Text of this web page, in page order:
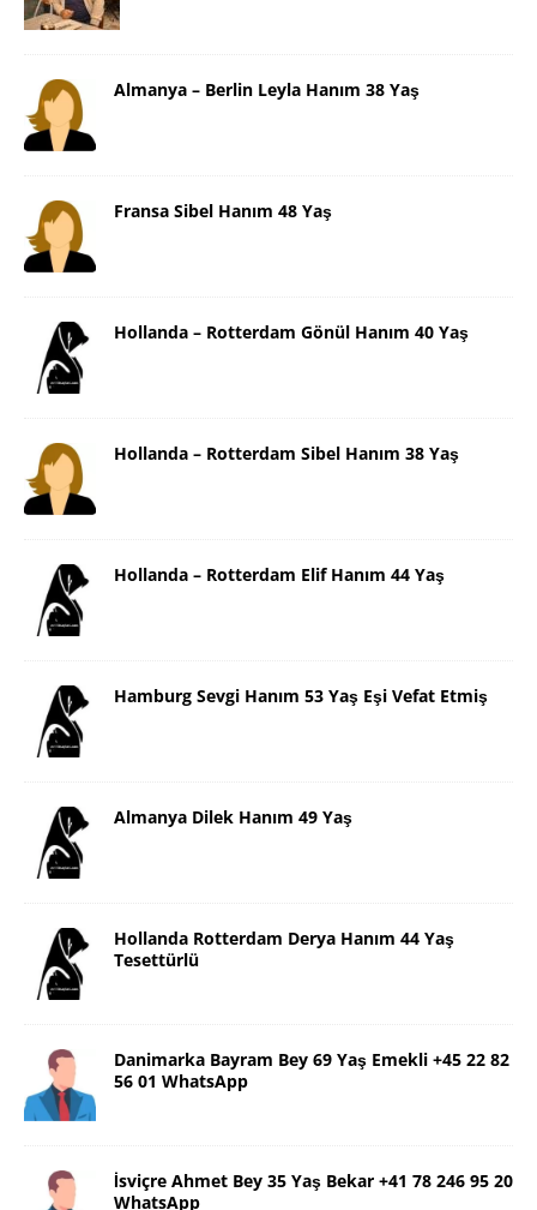
Almanya – Berlin Leyla Hanım 38 Yaş
Fransa Sibel Hanım 48 Yaş
Hollanda – Rotterdam Gönül Hanım 40 Yaş
Hollanda – Rotterdam Sibel Hanım 38 Yaş
Hollanda – Rotterdam Elif Hanım 44 Yaş
Hamburg Sevgi Hanım 53 Yaş Eşi Vefat Etmiş
Almanya Dilek Hanım 49 Yaş
Hollanda Rotterdam Derya Hanım 44 Yaş
Tesettürlü
Danimarka Bayram Bey 69 Yaş Emekli +45 22 82
56 01 WhatsApp
İsviçre Ahmet Bey 35 Yaş Bekar +41 78 246 95 20
WhatsApp